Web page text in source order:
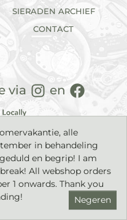
SIERADEN ARCHIEF
CONTACT
via en
sieraden met een tijdloos
voorwaarden|
alle
in behandeling
en begrip! I am
All webshop orders
1 onwards. Thank you
Negeren